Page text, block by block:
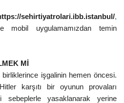
sehirtiyatrolari.ibb.istanbul/,
mobil uygulamamızdan temin
Mİ
birliklerince işgalinin hemen öncesi.
karşıtı bir oyunun provaları
sebeplerle yasaklanarak yerine